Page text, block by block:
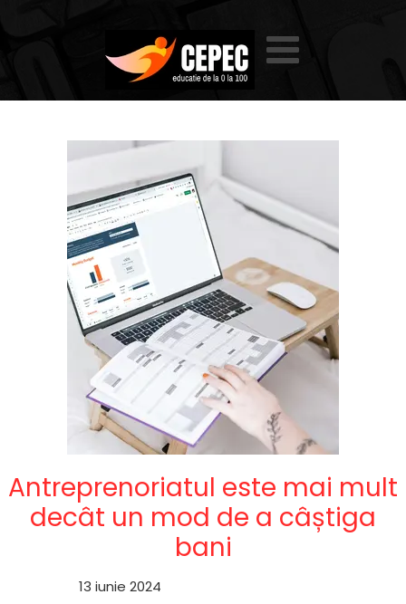
Antreprenoriatul este mai mult
decât un mod de a câștiga
bani
13 iunie 2024